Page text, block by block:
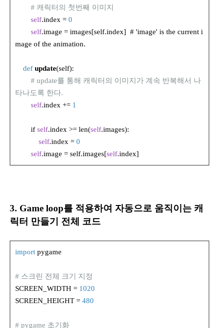
# 캐릭터의 첫번째 이미지
self.index = 0
self.image = images[self.index] # 'image' is the current i
mage of the animation.
def update(self):
# update를 통해 캐릭터의 이미지가 계속 반복해서 나
타나도록 한다.
self.index += 1
if self.index >= len(self.images):
self.index = 0
self.image = self.images[self.index]
3. Game loop를 적용하여 자동으로 움직이는 캐
릭터 만들기 전체 코드
import pygame
# 스크린 전체 크기 지정
SCREEN_WIDTH = 1020
SCREEN_HEIGHT = 480
# pygame 초기화